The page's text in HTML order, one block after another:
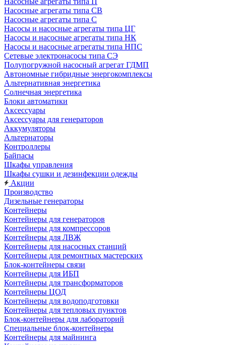
Насосные агрегаты типа СВ
Насосные агрегаты типа С
Насосы и насосные агрегаты типа ЦГ
Насосы и насосные агрегаты типа НК
Насосы и насосные агрегаты типа НПС
Сетевые электронасосы типа СЭ
Полупогружной насосный агрегат ГДМП
Автономные гибридные энергокомплексы
Альтернативная энергетика
Солнечная энергетика
Блоки автоматики
Аксессуары
Аксессуары для генераторов
Аккумуляторы
Альтернаторы
Контроллеры
Байпасы
Шкафы управления
Шкафы сушки и дезинфекции одежды
Акции
Производство
Дизельные генераторы
Контейнеры
Контейнеры для генераторов
Контейнеры для компрессоров
Контейнеры для ЛВЖ
Контейнеры для насосных станций
Контейнеры для ремонтных мастерских
Блок-контейнеры связи
Контейнеры для ИБП
Контейнеры для трансформаторов
Контейнеры ЦОД
Контейнеры для водоподготовки
Контейнеры для тепловых пунктов
Блок-контейнеры для лабораторий
Специальные блок-контейнеры
Контейнеры для майнинга